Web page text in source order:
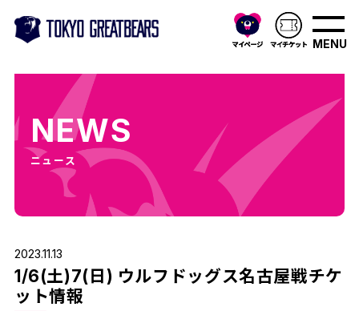
MENU
NEWS
ニュース
2023.11.13
1/6(土)7(日) ウルフドッグス名古屋戦チケ
ット情報